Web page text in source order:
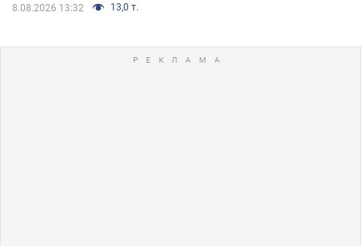
8.08.2026 13:32 13,0 т.